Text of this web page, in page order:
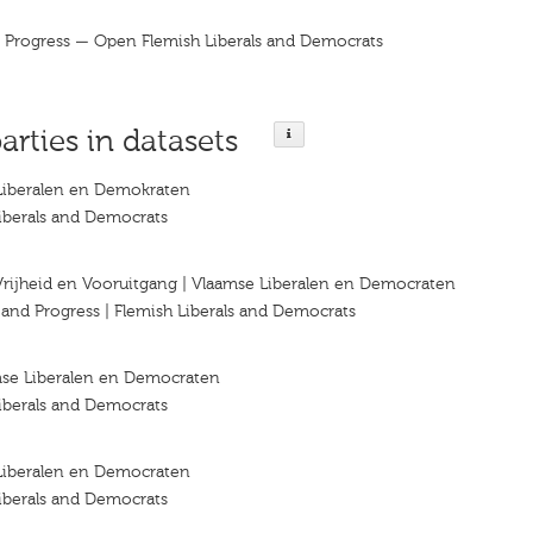
— Open Flemish Liberals and Democrats
in datasets
en Demokraten
and Democrats
en Vooruitgang | Vlaamse Liberalen en Democraten
Progress | Flemish Liberals and Democrats
Liberalen en Democraten
and Democrats
en Democraten
and Democrats